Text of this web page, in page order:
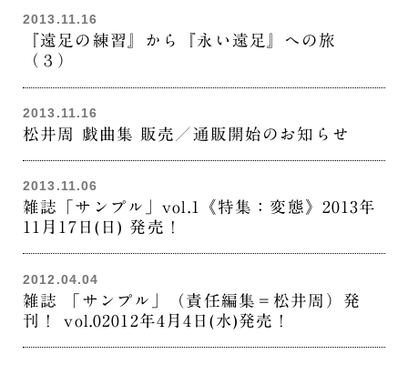
2013.11.16
『遠足の練習』から『永い遠足』への旅
（３）
2013.11.16
松井周 戯曲集 販売／通販開始のお知らせ
2013.11.06
雑誌「サンプル」vol.1《特集：変態》2013年
11月17日(日) 発売！
2012.04.04
雑誌 「サンプル」（責任編集＝松井周）発
刊！ vol.02012年4月4日(水)発売！